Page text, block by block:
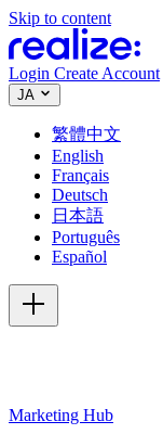
Skip to content
Login Create Account
JA
繁體中文
English
Français
Deutsch
日本語
Português
Español
Marketing Hub